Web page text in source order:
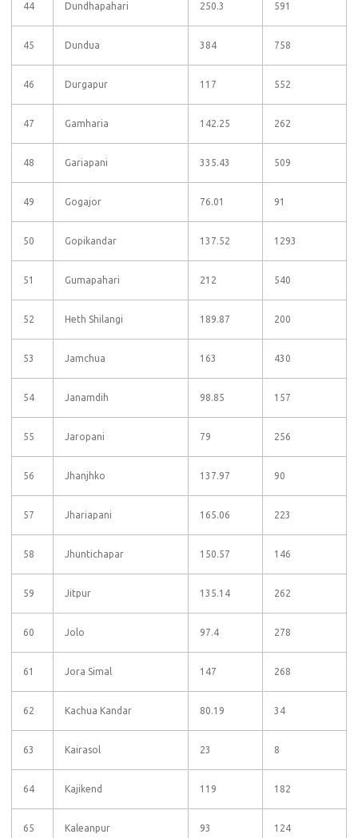
44 Dundhapahari 250.3 591
45 Dundua 384 758
46 Durgapur 117 552
47 Gamharia 142.25 262
48 Gariapani 335.43 509
49 Gogajor 76.01 91
50 Gopikandar 137.52 1293
51 Gumapahari 212 540
52 Heth Shilangi 189.87 200
53 Jamchua 163 430
54 Janamdih 98.85 157
55 Jaropani 79 256
56 Jhanjhko 137.97 90
57 Jhariapani 165.06 223
58 Jhuntichapar 150.57 146
59 Jitpur 135.14 262
60 Jolo 97.4 278
61 Jora Simal 147 268
62 Kachua Kandar 80.19 34
63 Kairasol 23 8
64 Kajikend 119 182
65 Kaleanpur 93 124